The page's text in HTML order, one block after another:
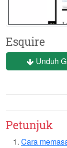
Esquire
Unduh
Petunjuk
Cara